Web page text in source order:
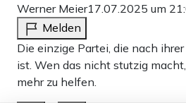
Werner Meier17.07.2025 um
Melden
Die einzige Partei, die nach
ist. Wen das nicht stutzig
mehr zu helfen.